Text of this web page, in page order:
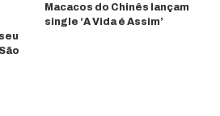
Macacos do Chinês lançam
single ‘A Vida é Assim’